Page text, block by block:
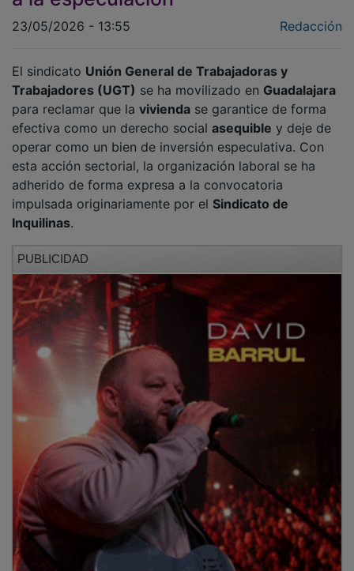
23/05/2026 - 13:55
Trabajadores (UGT)se ha movilizado enGuadalajara
para reclamar que la viviendase garantice de forma
efectiva como un derecho social asequible y deje de
operar como un bien de inversión especulativa. Con
esta acción sectorial, la organización laboral se ha
adherido de forma expresa a la convocatoria
impulsada originariamente por elSindicato de
Inquilinas.